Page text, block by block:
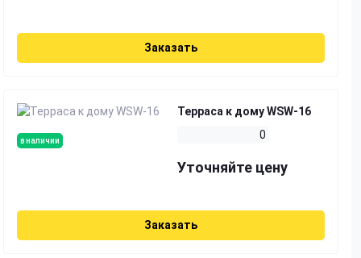
Заказать
в наличии
Терраса к дому WSW-16
0
Уточняйте цену
Заказать